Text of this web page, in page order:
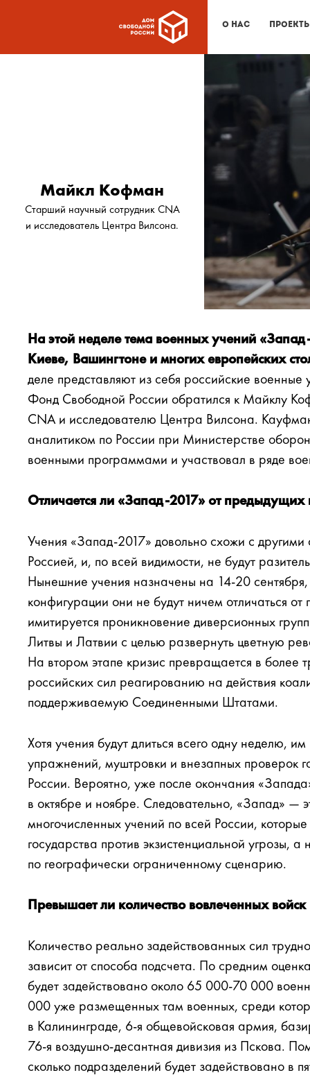
О нас
Майкл Кофман
Cтарший научный сотрудник CNA
и исследователь Центра Вилсона.
На этой неделе тема военных учений
Киеве, Вашингтоне и многих европейских
деле представляют из себя российские военные
Фонд Свободной России обратился к Майклу
CNA и исследователю Центра Вилсона.
аналитиком по России при Министерстве
военными программами и участвовал в ряде
Отличается ли «Запад-2017» от
Учения «Запад-2017» довольно схожи с
Россией, и, по всей видимости, не будут
Нынешние учения назначены на 14-20 сентября,
конфигурации они не будут ничем отличаться
имитируется проникновение диверсионных
Литвы и Латвии с целью развернуть цветную
На втором этапе кризис превращается в более
российских сил реагированию на действия
поддерживаемую Соединенными Штатами.
Хотя учения будут длиться всего одну неделю,
упражнений, муштровки и внезапных проверок
России. Вероятно, уже после окончания
в октябре и ноябре. Следовательно, «Запад» —
многочисленных учений по всей России,
государства против экзистенциальной угрозы,
по географически ограниченному сценарию.
Превышает ли количество вовлеченных
Количество реально задействованных сил
зависит от способа подсчета. По средним
будет задействовано около 65 000-70 000
000 уже размещенных там военных, среди
в Калининграде, 6-я общевойсковая армия,
76-я воздушно-десантная дивизия из Пскова.
сколько подразделений будет задействовано в